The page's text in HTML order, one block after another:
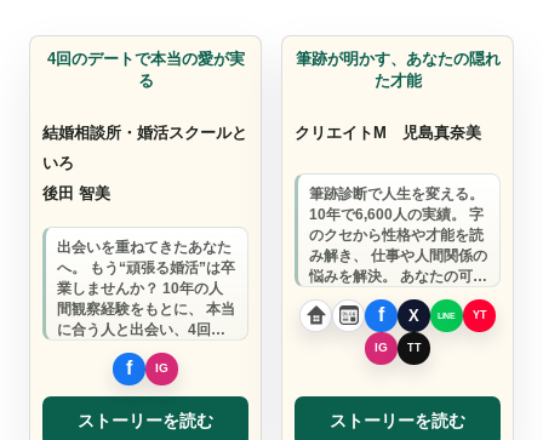
4回のデートで本当の愛が実
る
結婚相談所・婚活スクールと
いろ
後田 智美
出会いを重ねてきたあなた
へ。 もう“頑張る婚活”は卒
業しませんか？ 10年の人
間観察経験をもとに、 本当
に合う人と出会い、4回の
デートで愛が実る婚活メソ
ッドをお…
ストーリーを読む
筆跡が明かす、あなたの隠れ
た才能
クリエイトM 児島真奈美
筆跡診断で人生を変える。
10年で6,600人の実績。 字
のクセから性格や才能を読
み解き、 仕事や人間関係の
悩みを解決。 あなたの可能
性を引き出します。
ストーリーを読む